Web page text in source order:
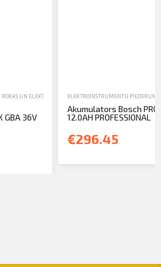
ROKAS UN ELEKTROINSTRUMENTI,TIRDZNIECĪBA
GBA 36V
ELEKTROINSTRUMENTU PIEDERUMI
Akumulators Bosch
12.0AH PROFESSIONAL
€296.45